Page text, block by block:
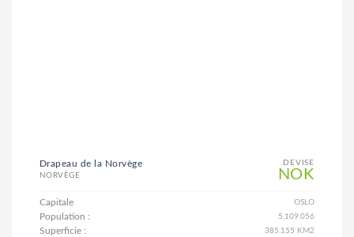
DEVISE
NOK
Drapeau de la Norvège
NORVÈGE
Capitale OSLO
Population : 5.109.056
Superficie : 385.155 KM2